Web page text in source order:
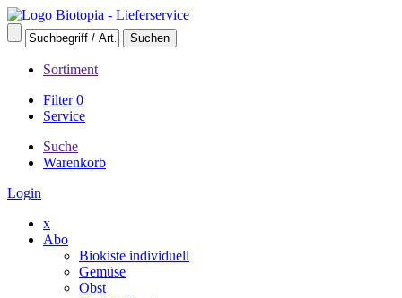
Sortiment
Filter0
Service
Suche
Warenkorb
Login
x
Abo
Biokiste individuell
Gemüse
Obst